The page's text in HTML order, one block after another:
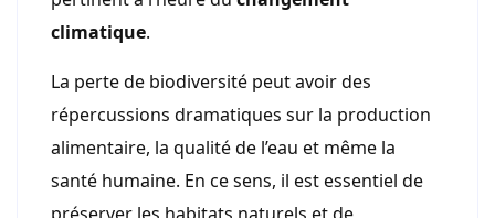
climatique.
La perte de biodiversité peut avoir des
répercussions dramatiques sur la production
alimentaire, la qualité de l’eau et même la
santé humaine. En ce sens, il est essentiel de